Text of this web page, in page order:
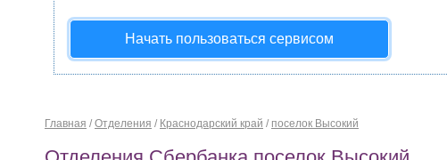
Начать пользоваться сервисом
Главная / Отделения / Краснодарский край / поселок Высокий